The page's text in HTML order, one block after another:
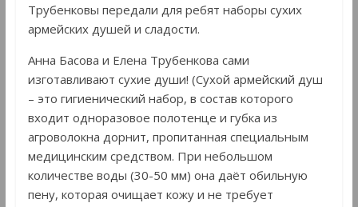
Трубенковы передали для ребят наборы сухих
армейских душей и сладости.
Анна Басова и Елена Трубенкова сами
изготавливают сухие души! (Сухой армейский душ
– это гигиенический набор, в состав которого
входит одноразовое полотенце и губка из
агроволокна дорнит, пропитанная специальным
медицинским средством. При небольшом
количестве воды (30-50 мм) она даёт обильную
пену, которая очищает кожу и не требует